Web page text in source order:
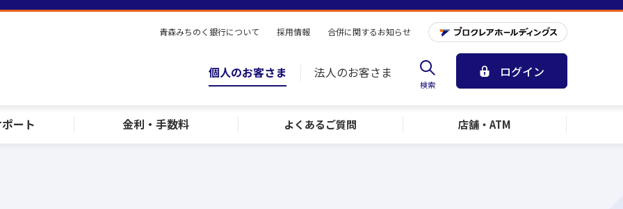
ート 金利・手数料 よくあるご質問 店舗・ATM
青森みちのく銀行について 採用情報 合併に関するお知らせ
個人のお客さま 法人のお客さま
検索
ログイン